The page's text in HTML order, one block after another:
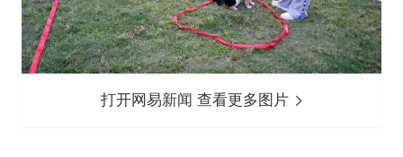
打开网易新闻 查看更多图片